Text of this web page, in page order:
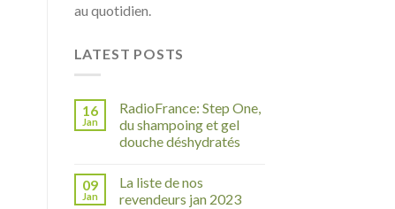
au quotidien.
LATEST POSTS
16
Jan
RadioFrance: Step One,
du shampoing et gel
douche déshydratés
09
Jan
La liste de nos
revendeurs jan 2023